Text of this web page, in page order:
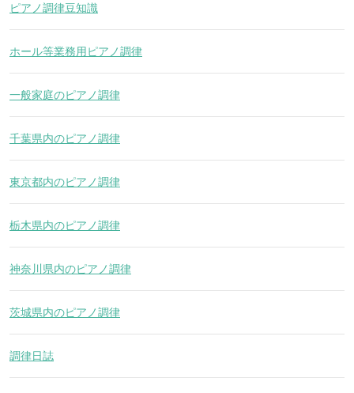
ピアノ調律豆知識
ホール等業務用ピアノ調律
一般家庭のピアノ調律
千葉県内のピアノ調律
東京都内のピアノ調律
栃木県内のピアノ調律
神奈川県内のピアノ調律
茨城県内のピアノ調律
調律日誌